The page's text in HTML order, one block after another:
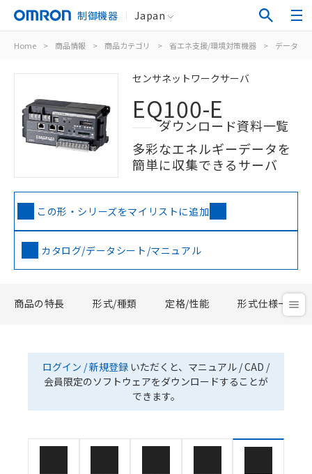
制御機器 Japan
Home > 商品情報 > 商品カテゴリ > 省エネ支援/環境対策機器 > データ収
センサネットワークサーバ
EQ100-E
ダウンロード資料一覧
多彩なエネルギーデータを
簡単に収集できるサーバ
この形・シリーズをマイリストに追加
カタログ/データシート/マニュアル
商品の特長 形式/種類 定格/性能 形式仕様一覧
ログイン / 新規登録 いただくと、マニュアル / CAD /
会員限定のソフトウェアをダウンロードすることが
できます。